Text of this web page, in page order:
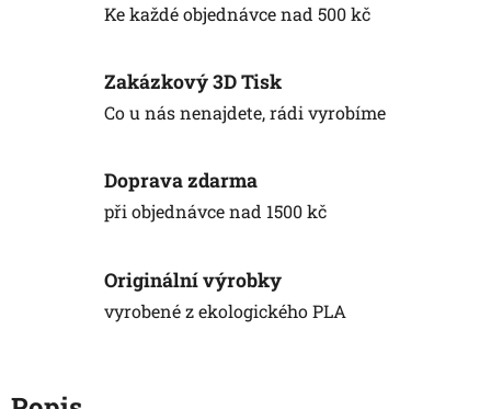
Ke každé objednávce nad 500 kč
Zakázkový 3D Tisk
Co u nás nenajdete, rádi vyrobíme
Doprava zdarma
při objednávce nad 1500 kč
Originální výrobky
vyrobené z ekologického PLA